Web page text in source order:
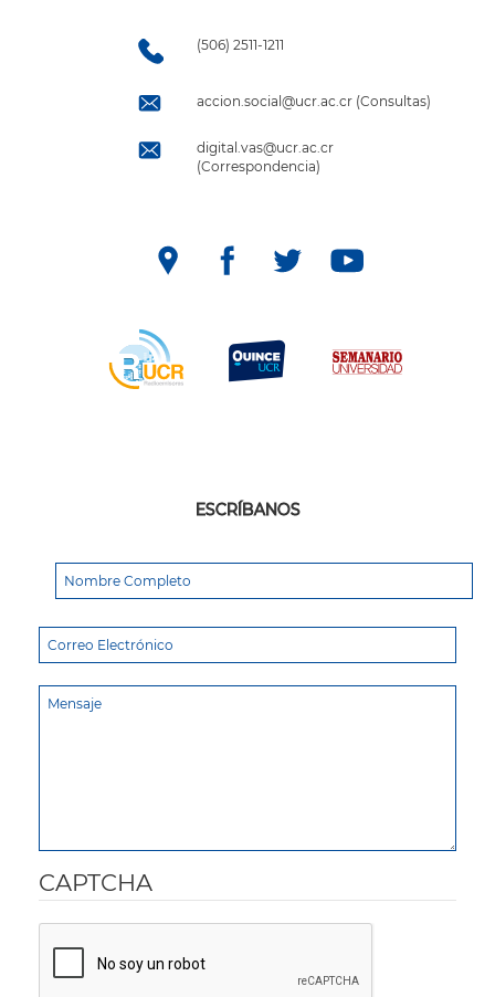
(506) 2511-1211
accion.social@ucr.ac.cr (Consultas)
digital.vas@ucr.ac.cr
(Correspondencia)
ESCRÍBANOS
CAPTCHA